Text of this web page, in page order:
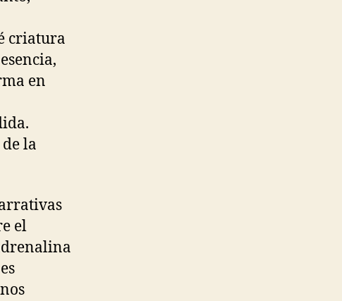
criatura
en
la
el